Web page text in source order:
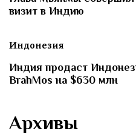
визит в Индию
Индонезия
Индия продаст
BrahMos на $630 млн
Архивы